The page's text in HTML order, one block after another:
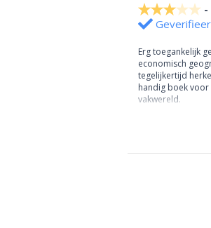
Erg toegankelijk
economisch
tegelijkertijd
handig boek voor
vakwereld.